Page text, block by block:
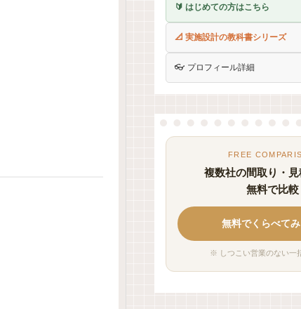
🔰 はじめての方はこちら
📐 実施設計の教科書シリーズ
👓 プロフィール詳細
FREE
複数社の間取り・
無料で比較
無料でくらべて
※ しつこい営業のない一